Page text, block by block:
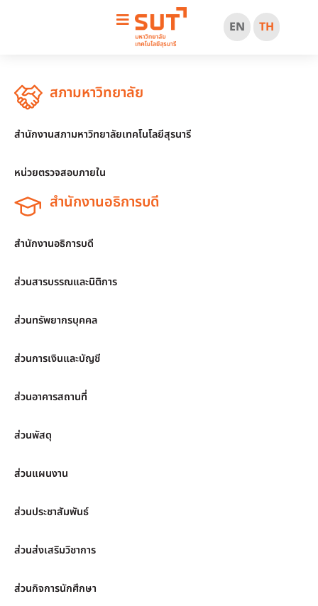
EN TH
สภามหาวิทยาลัย
สำนักงานสภามหาวิทยาลัยเทคโนโลยีสุรนารี
หน่วยตรวจสอบภายใน
สำนักงานอธิการบดี
สำนักงานอธิการบดี
ส่วนสารบรรณและนิติการ
ส่วนทรัพยากรบุคคล
ส่วนการเงินและบัญชี
ส่วนอาคารสถานที่
ส่วนพัสดุ
ส่วนแผนงาน
ส่วนประชาสัมพันธ์
ส่วนส่งเสริมวิชาการ
ส่วนกิจการนักศึกษา